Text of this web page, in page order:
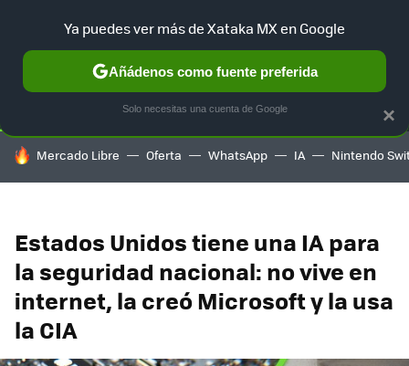
SELECCIÓN GAMING HOME AUTO TERRITORIO
HOY SE HABLA DE
Mercado Libre Oferta WhatsApp IA Nintendo
Estados Unidos tiene una IA para
la seguridad nacional: no vive en
internet, la creó Microsoft y la usa
la CIA
×
Ya puedes ver más de Xataka MX en Google
Añádenos como fuente preferida
Solo necesitas una cuenta de Google